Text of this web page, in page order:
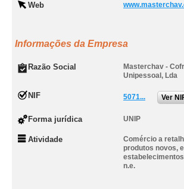
Web
Informações da Empresa
Razão Social
Masterchav -
Unipessoal, Lda
NIF 5071... Ver
Forma jurídica UNIP
Atividade
Comércio a
produtos novos,
n.e.